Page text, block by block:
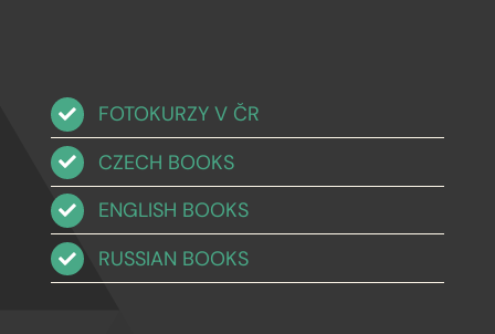
FOTOKURZY V ČR
CZECH BOOKS
ENGLISH BOOKS
RUSSIAN BOOKS